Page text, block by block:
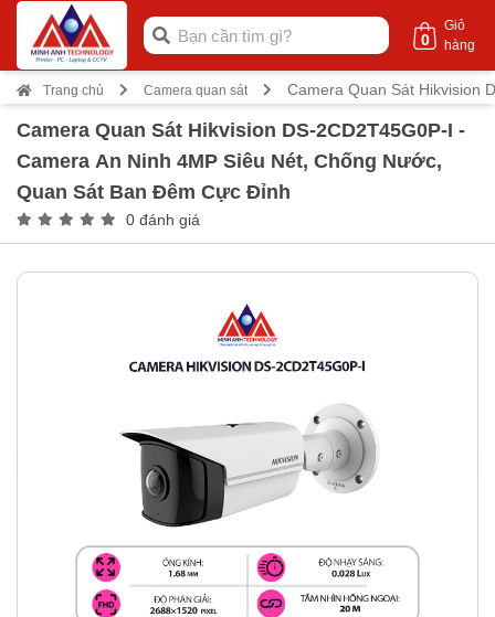
Giỏ
hàng
0
Trang chủ Camera quan sát Camera Quan Sát Hikvision
Camera Quan Sát Hikvision DS-2CD2T45G0P-I -
Camera An Ninh 4MP Siêu Nét, Chống Nước,
Quan Sát Ban Đêm Cực Đỉnh
0 đánh giá